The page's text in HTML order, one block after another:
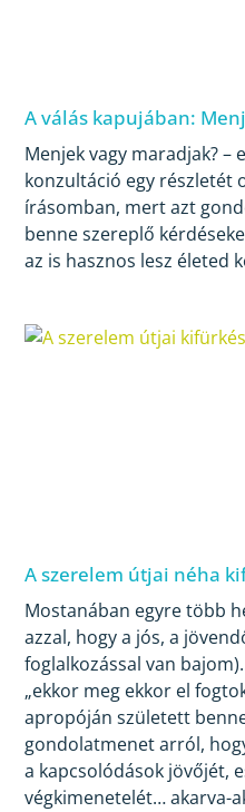
A válás kapujában:
Menjek vagy maradjak? –
konzultáció egy részletét
írásomban, mert azt
benne szereplő
az is hasznos lesz életed
A szerelem útjai néha
Mostanában egyre több
azzal, hogy a jós, a
foglalkozással van
„ekkor meg ekkor el
apropóján született
gondolatmenet arról,
a kapcsolódások jövőjét,
végkimenetelét… akarva-